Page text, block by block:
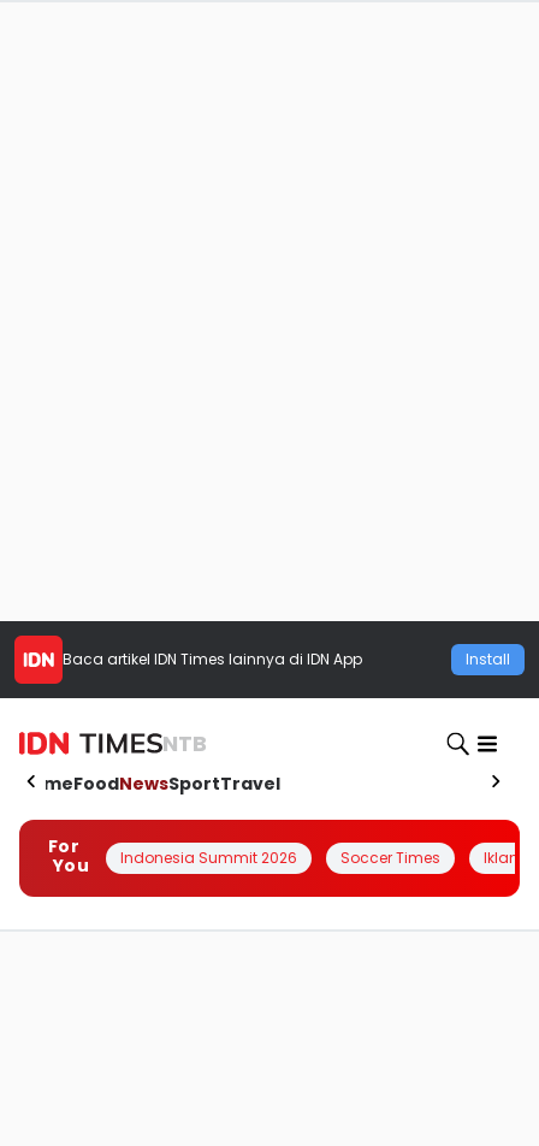
Baca artikel IDN Times lainnya di IDN App Install
NTB
HomeFoodNewsSportTravel
For
You
Indonesia Summit 2026 Soccer Times Iklanin